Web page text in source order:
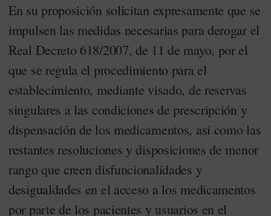
En su proposición solicitan expresamente que se
impulsen las medidas necesarias para derogar el
Real Decreto 618/2007, de 11 de mayo, por el
que se regula el procedimiento para el
establecimiento, mediante visado, de reservas
singulares a las condiciones de prescripción y
dispensación de los medicamentos, así como las
restantes resoluciones y disposiciones de menor
rango que creen disfuncionalidades y
desigualdades en el acceso a los medicamentos
por parte de los pacientes y usuarios en el